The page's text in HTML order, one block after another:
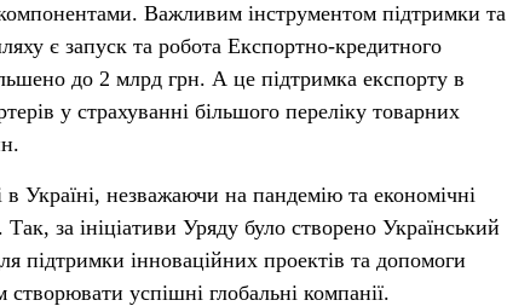
Важливим інструментом підтримки та
є запуск та робота Експортно-кредитного
до 2 млрд грн. А це підтримка експорту в
у страхуванні більшого переліку товарних
Україні, незважаючи на пандемію та економічні
за ініціативи Уряду було створено Український
підтримки інноваційних проектів та допомоги
успішні глобальні компанії.